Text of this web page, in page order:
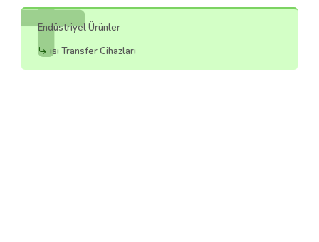
Endüstriyel Ürünler
ısı Transfer Cihazları